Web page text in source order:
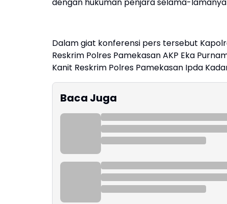
Dalam giat konferensi pers tersebut
Reskrim Polres Pamekasan AKP Eka
Kanit Reskrim Polres Pamekasan Ipda
Baca Juga